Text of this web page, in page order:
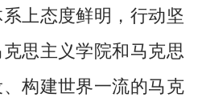
上态度鲜明，行动坚
思主义学院和马克思
构建世界一流的马克